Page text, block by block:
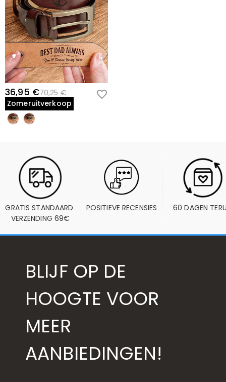
36,95 €70,25 €
Zomeruitverkoop
GRATIS STANDAARD
VERZENDING 69€
POSITIEVE RECENSIES 60 DAGEN
BLIJF OP DE
HOOGTE VOOR
MEER
AANBIEDINGEN!